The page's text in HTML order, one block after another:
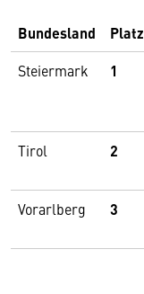
Bundesland Platz
Steiermark 1
Tirol
2
Vorarlberg
3